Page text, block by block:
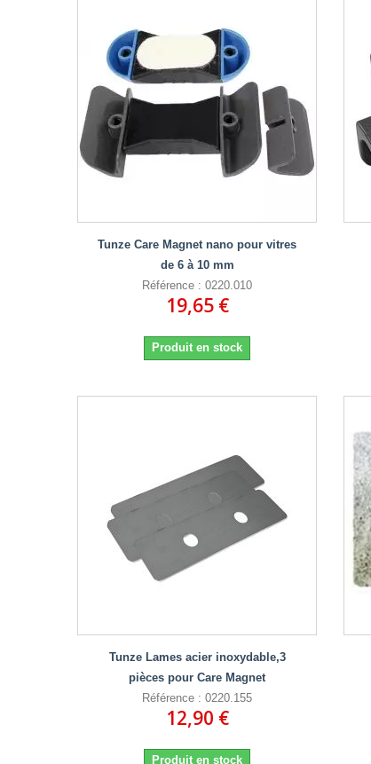
Tunze Care Magnet nano pour vitres
de 6 à 10 mm
Référence : 0220.010
19,65 €
Produit en stock
Tunze Lames acier inoxydable,3
pièces pour Care Magnet
Référence : 0220.155
12,90 €
Produit en stock